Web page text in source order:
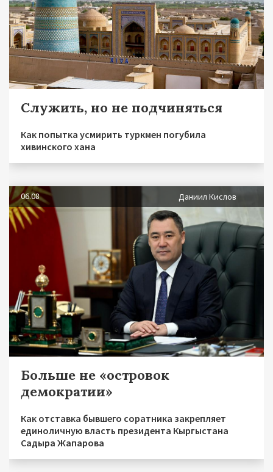
Служить, но не подчиняться
Как попытка усмирить туркмен погубила
хивинского хана
06.08 Даниил Кислов
Больше не «островок
демократии»
Как отставка бывшего соратника закрепляет
единоличную власть президента Кыргыстана
Садыра Жапарова